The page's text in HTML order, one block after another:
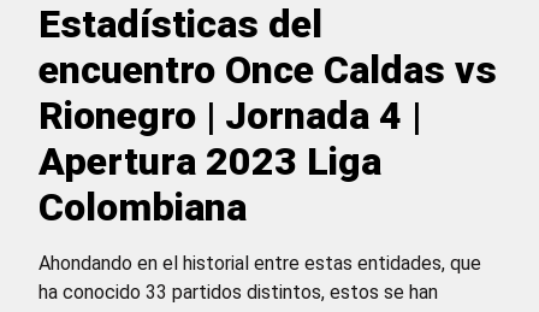
Estadísticas del
encuentro Once Caldas vs
Rionegro | Jornada 4 |
Apertura 2023 Liga
Colombiana
Ahondando en el historial entre estas entidades, que
ha conocido 33 partidos distintos, estos se han